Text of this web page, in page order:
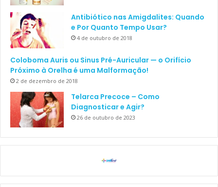
Antibiótico nas Amigdalites: Quando
e Por Quanto Tempo Usar?
4 de outubro de 2018
Coloboma Auris ou Sinus Pré-Auricular — o Orifício
Próximo à Orelha é uma Malformação!
2 de dezembro de 2018
Telarca Precoce – Como
Diagnosticar e Agir?
26 de outubro de 2023